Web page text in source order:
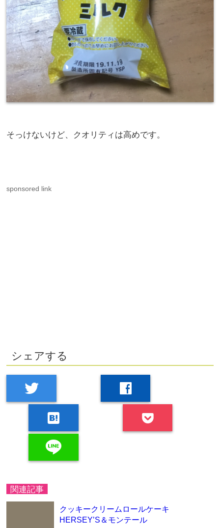
そっけないけど、クオリティは高めです。
sponsored link
シェアする
twitter
facebook
hatenabookmark
line
関連記事
クッキークリームロールケーキ
HERSEY’S＆モンテール